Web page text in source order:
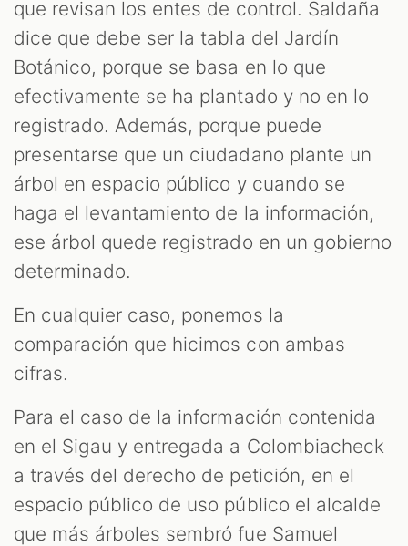
que revisan los entes de control. Saldaña
dice que debe ser la tabla del Jardín
Botánico, porque se basa en lo que
efectivamente se ha plantado y no en lo
registrado. Además, porque puede
presentarse que un ciudadano plante un
árbol en espacio público y cuando se
haga el levantamiento de la información,
ese árbol quede registrado en un gobierno
determinado.
En cualquier caso, ponemos la
comparación que hicimos con ambas
cifras.
Para el caso de la información contenida
en el Sigau y entregada a Colombiacheck
a través del derecho de petición, en el
espacio público de uso público el alcalde
que más árboles sembró fue Samuel